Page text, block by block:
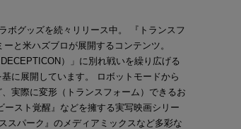
ボグッズを続々リリース中。 『トランスフ
と米ハズブロが展開するコンテンツ。
）」に別れ戦いを繰り広げる
に展開しています。 ロボットモードから
実際に変形（トランスフォーム）できるお
スト覚醒』などを擁する実写映画シリー
スパーク』のメディアミックスなど多彩な